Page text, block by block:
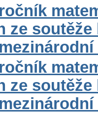
ze soutěže
ze soutěže